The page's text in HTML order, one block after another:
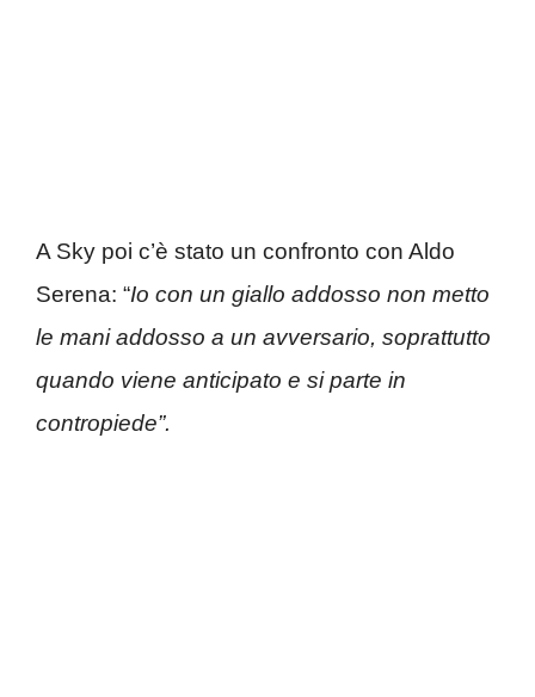
A Sky poi c’è stato un confronto con Aldo
Serena: “Io con un giallo addosso non metto
le mani addosso a un avversario, soprattutto
quando viene anticipato e si parte in
contropiede”.